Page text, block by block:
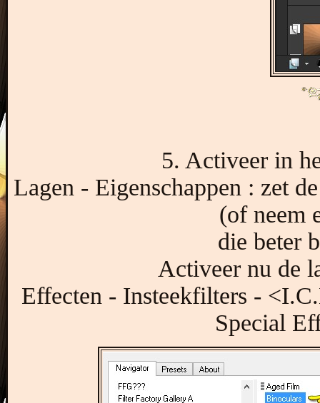
5. Activeer in
Lagen - Eigenschappen : zet
(of neem
die beter
Activeer nu de
Effecten - Insteekfilters -
Special